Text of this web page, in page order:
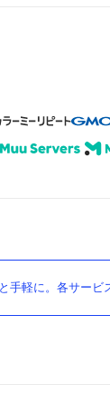
手軽に。各サービ